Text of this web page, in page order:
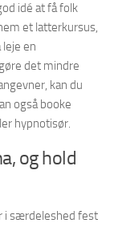
idé at få folk
et latterkursus,
en
det mindre
kan du
også booke
hypnotisør.
og hold
i særdeleshed fest